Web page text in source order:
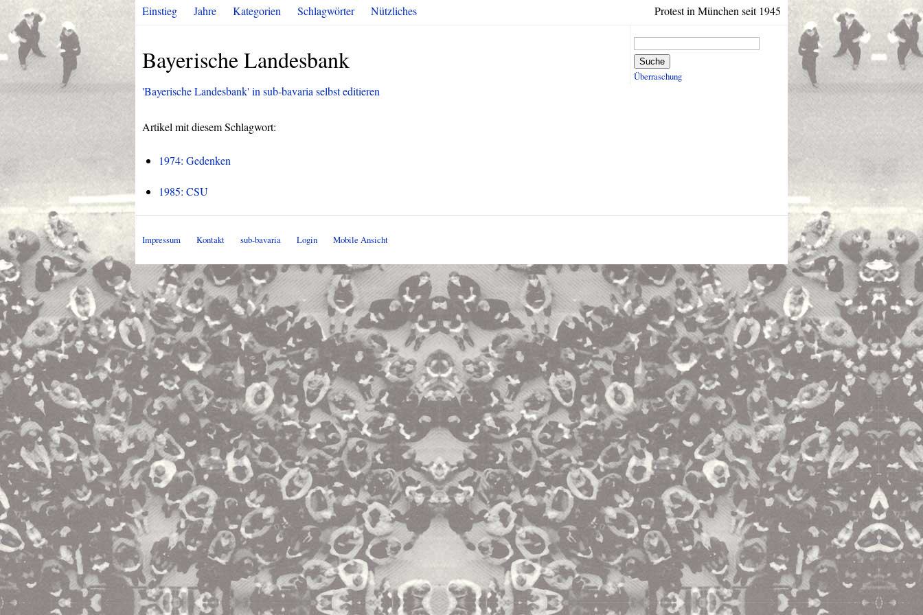
Protest in München seit 1945
Einstieg Jahre Kategorien Schlagwörter Nützliches
Bayerische Landesbank
'Bayerische Landesbank' in sub-bavaria selbst editieren
Artikel mit diesem Schlagwort:
1974: Gedenken
1985: CSU
Suche
Überraschung
Impressum Kontakt sub-bavaria Login Mobile Ansicht